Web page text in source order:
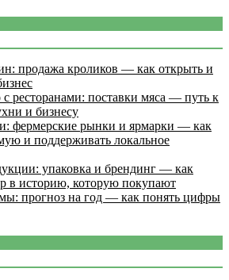
продажа кроликов — как открыть и
с ресторанами: поставки мяса — путь к
и бизнесу
фермерские рынки и ярмарки — как
и поддерживать локальное
упаковка и брендинг — как
в историю, которую покупают
прогноз на год — как понять цифры